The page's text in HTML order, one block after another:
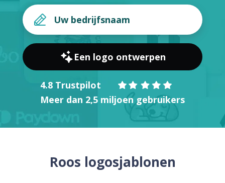
INLOGGEN
Een logo ontwerpen
4.8 Trustpilot
Meer dan 2,5 miljoen gebruikers
Roos logosjablonen